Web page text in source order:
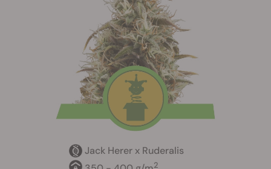
Jack Herer x Ruderalis
2